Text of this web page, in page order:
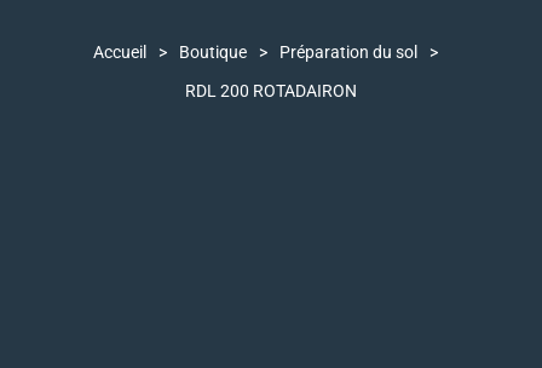
Accueil > Boutique > Préparation du sol
>
RDL 200 ROTADAIRON